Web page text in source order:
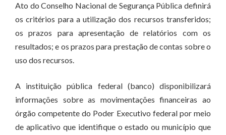
Ato do Conselho Nacional de Segurança Pública definirá
os critérios para a utilização dos recursos transferidos;
os prazos para apresentação de relatórios com os
resultados; e os prazos para prestação de contas sobre o
uso dos recursos.
A instituição pública federal (banco) disponibilizará
informações sobre as movimentações financeiras ao
órgão competente do Poder Executivo federal por meio
de aplicativo que identifique o estado ou município que